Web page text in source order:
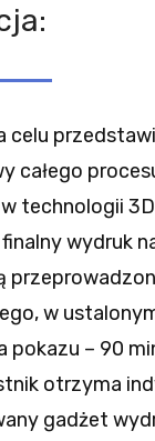
celu
całego
technologii
wydruk
w
pokazu – 90
otrzyma
gadżet